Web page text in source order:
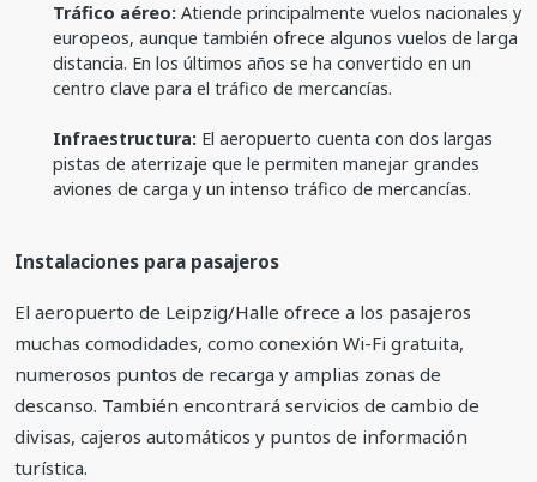
Tráfico aéreo: Atiende principalmente vuelos nacionales y
europeos, aunque también ofrece algunos vuelos de larga
distancia. En los últimos años se ha convertido en un
centro clave para el tráfico de mercancías.
Infraestructura: El aeropuerto cuenta con dos largas
pistas de aterrizaje que le permiten manejar grandes
aviones de carga y un intenso tráfico de mercancías.
Instalaciones para pasajeros
El aeropuerto de Leipzig/Halle ofrece a los pasajeros
muchas comodidades, como conexión Wi-Fi gratuita,
numerosos puntos de recarga y amplias zonas de
descanso. También encontrará servicios de cambio de
divisas, cajeros automáticos y puntos de información
turística.